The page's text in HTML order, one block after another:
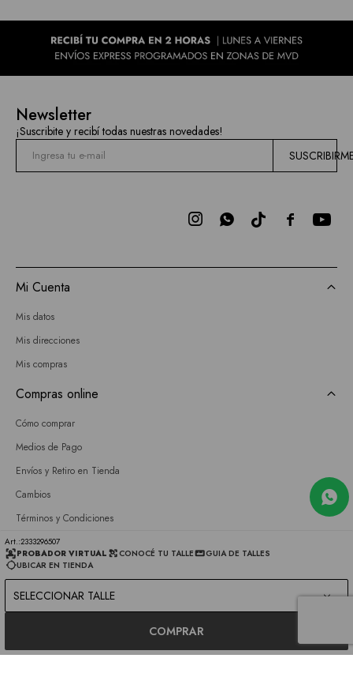
2333296507
PROBADOR VIRTUAL
CONOCÉ TU TALLE
GUIA DE TALLES
UBICAR EN TIENDA
SELECCIONAR TALLE
COMPRAR
Newsletter
¡Suscribite y recibí todas nuestras novedades!

 
Mi Cuenta
Mis datos
Mis direcciones
Mis compras
Compras online
Cómo comprar
Medios de Pago
Envíos y Retiro en Tienda
Cambios
Términos y Condiciones
GIFT CARD
Empresa
Sobre nosotros
Únete a nuestro equipo